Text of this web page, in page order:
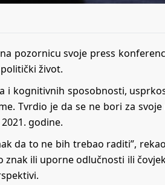
pozornicu svoje press
život.
i kognitivnih sposobnosti,
Tvrdio je da se ne bori za
godine.
da to ne bih trebao raditi”,
znak ili uporne odlučnosti ili